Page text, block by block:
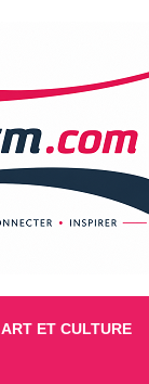
ART ET CULTURE